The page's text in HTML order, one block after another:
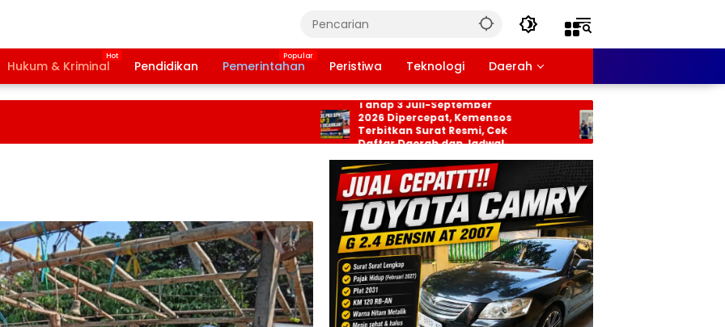
Hukum & Kriminal Pendidikan Pemerintahan Peristiwa Teknologi Daerah
Bansos PKH dan BPNT
Tahap 3 Juli-September
2026 Dipercepat, Kemensos
Terbitkan Surat Resmi, Cek
Daftar Daerah dan Jadwal
Persiapan HUT RI ke-81
Tingkat Kecamatan
Rancabungur Dimatangkan
di Desa Cimulang, Libatkan